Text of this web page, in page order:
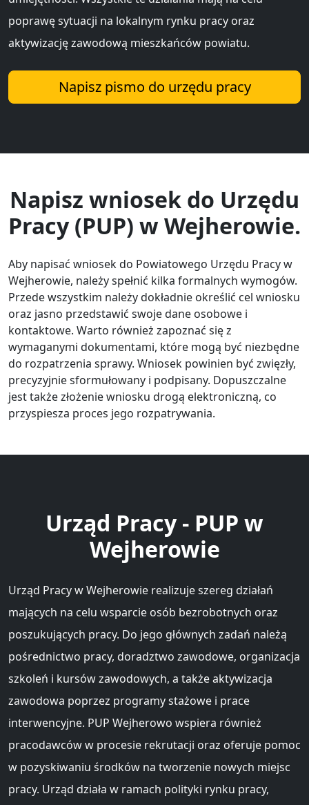
poprawę sytuacji na lokalnym rynku pracy oraz
aktywizację zawodową mieszkańców powiatu.
Napisz pismo do urzędu pracy
Napisz wniosek do Urzędu
Pracy (PUP) w Wejherowie.
Aby napisać wniosek do Powiatowego Urzędu Pracy w
Wejherowie, należy spełnić kilka formalnych wymogów.
Przede wszystkim należy dokładnie określić cel wniosku
oraz jasno przedstawić swoje dane osobowe i
kontaktowe. Warto również zapoznać się z
wymaganymi dokumentami, które mogą być niezbędne
do rozpatrzenia sprawy. Wniosek powinien być zwięzły,
precyzyjnie sformułowany i podpisany. Dopuszczalne
jest także złożenie wniosku drogą elektroniczną, co
przyspiesza proces jego rozpatrywania.
Urząd Pracy - PUP w
Wejherowie
Urząd Pracy w Wejherowie realizuje szereg działań
mających na celu wsparcie osób bezrobotnych oraz
poszukujących pracy. Do jego głównych zadań należą
pośrednictwo pracy, doradztwo zawodowe, organizacja
szkoleń i kursów zawodowych, a także aktywizacja
zawodowa poprzez programy stażowe i prace
interwencyjne. PUP Wejherowo wspiera również
pracodawców w procesie rekrutacji oraz oferuje pomoc
w pozyskiwaniu środków na tworzenie nowych miejsc
pracy. Urząd działa w ramach polityki rynku pracy,